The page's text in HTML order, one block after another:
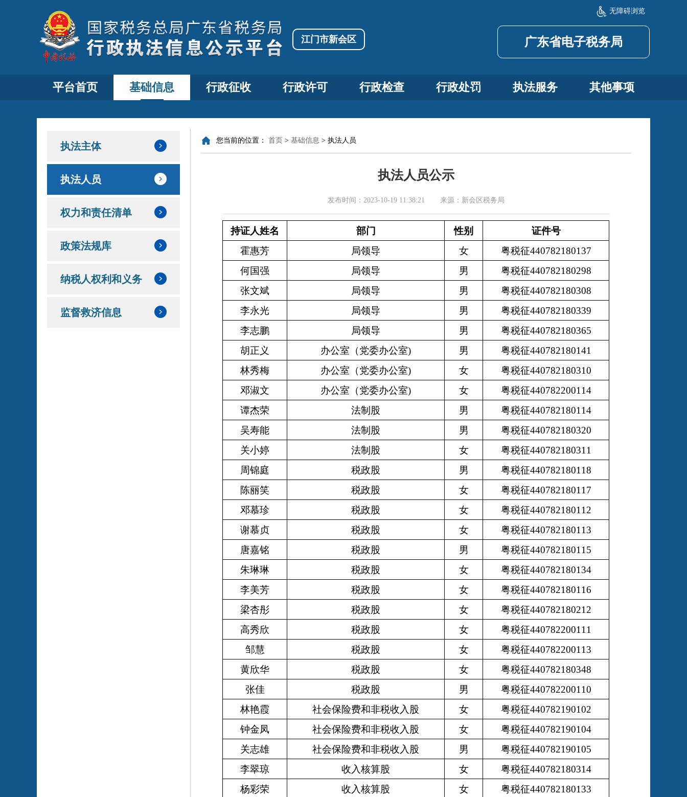
江门市新会区 广东省电子税务局
无障碍浏览
平台首页 基础信息 行政征收 行政许可 行政检查 行政处罚 执法服务 其他事项
执法主体
执法人员
权力和责任清单
政策法规库
纳税人权利和义务
监督救济信息
您当前的位置： 首页 > 基础信息 > 执法人员
执法人员公示
发布时间： 2023-10-19 11:38:21 来源： 新会区税务局
持证人姓名 部门 性别
证件号
霍惠芳
局领导 女
粤税征440782180137
何国强
局领导 男
粤税征440782180298
张文斌
局领导 男
粤税征440782180308
李永光
局领导 男
粤税征440782180339
李志鹏
局领导 男
粤税征440782180365
胡正义
办公室（党委办公室) 男
粤税征440782180141
林秀梅
办公室（党委办公室) 女
粤税征440782180310
邓淑文
办公室（党委办公室) 女
粤税征440782200114
谭杰荣
法制股 男
粤税征440782180114
吴寿能
法制股 男
粤税征440782180320
关小婷
法制股 女
粤税征440782180311
周锦庭
税政股 男
粤税征440782180118
陈丽笑
税政股 女
粤税征440782180117
邓慕珍
税政股 女
粤税征440782180112
谢慕贞
税政股 女
粤税征440782180113
唐嘉铭
税政股 男
粤税征440782180115
朱琳琳
税政股 女
粤税征440782180134
李美芳
税政股 女
粤税征440782180116
梁杏彤
税政股 女
粤税征440782180212
高秀欣
税政股 女
粤税征440782200111
邹慧
税政股 女
粤税征440782200113
黄欣华
税政股 女
粤税征440782180348
张佳
税政股 男
粤税征440782200110
林艳霞
社会保险费和非税收入股 女
粤税征440782190102
钟金凤
社会保险费和非税收入股 女
粤税征440782190104
关志雄
社会保险费和非税收入股 男
粤税征440782190105
李翠琼
收入核算股 女
粤税征440782180314
杨彩荣
收入核算股 女
粤税征440782180133